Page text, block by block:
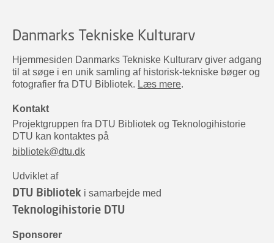
Danmarks Tekniske Kulturarv
Hjemmesiden Danmarks Tekniske Kulturarv giver adgang
til at søge i en unik samling af historisk-tekniske bøger og
fotografier fra DTU Bibliotek. Læs mere.
Kontakt
Projektgruppen fra DTU Bibliotek og Teknologihistorie
DTU kan kontaktes på
bibliotek@dtu.dk
Udviklet af
DTU Bibliotek i samarbejde med
Teknologihistorie DTU
Sponsorer